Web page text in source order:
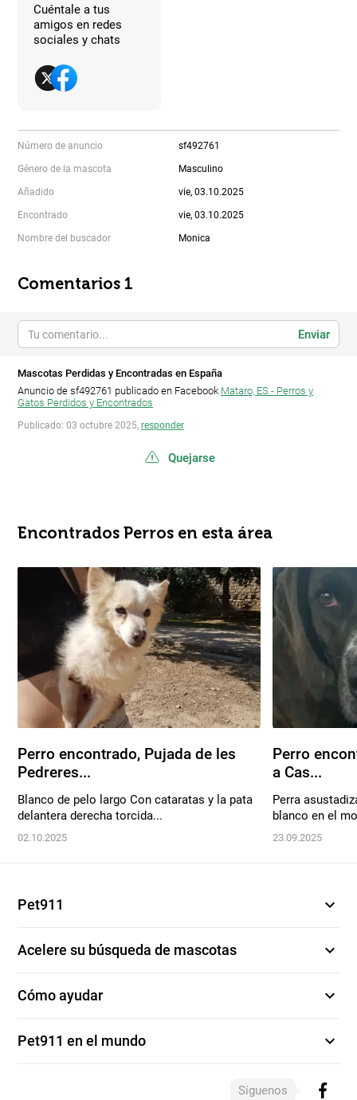
Cuéntale a tus
amigos en redes
sociales y chats
Número de anuncio sf492761
Género de la mascota Masculino
Añadido vie, 03.10.2025
Encontrado vie, 03.10.2025
Nombre del buscador Monica
Comentarios 1
Enviar
Mascotas Perdidas y Encontradas en España
Anuncio de sf492761 publicado en Facebook Mataro, ES - Perros y
Gatos Perdidos y Encontrados
Publicado: 03 octubre 2025, responder
Quejarse
Encontrados Perros en esta área
Perro encontrado, Pujada de les
Pedreres...
Blanco de pelo largo Con cataratas y la pata
delantera derecha torcida...
02.10.2025
Perro
a Cas...
Perra
blanco en el
23.09.2025
Pet911 expand_more
Acelere su búsqueda de mascotas expand_more
Cómo ayudar expand_more
Pet911 en el mundo expand_more
Síguenos